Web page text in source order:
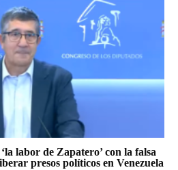
labor de Zapatero’ con la falsa
presos políticos en Venezuela